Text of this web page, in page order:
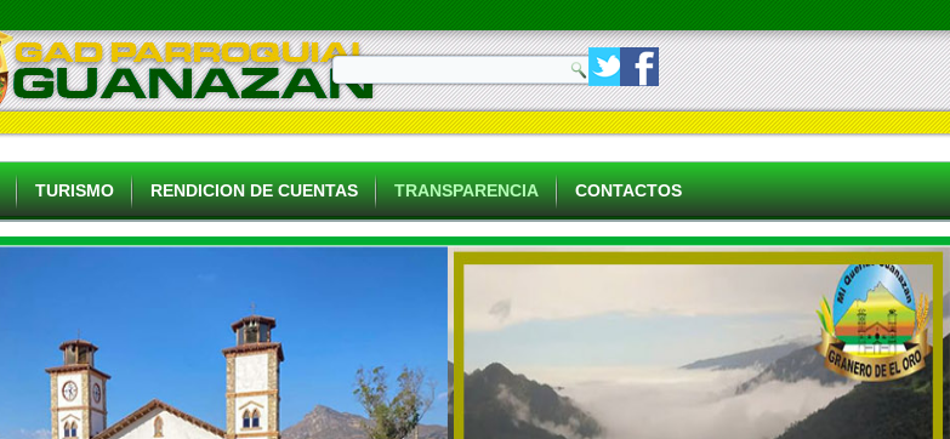
TURISMO RENDICION DE CUENTAS TRANSPARENCIA CONTACTOS